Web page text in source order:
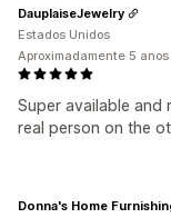
Super available and
real person on the
DauplaiseJewelry
Estados Unidos
Aproximadamente 5
Donna's Home